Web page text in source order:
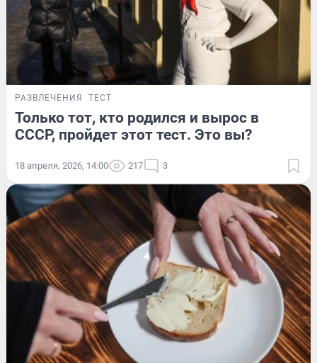
РАЗВЛЕЧЕНИЯ ТЕСТ
Только тот, кто родился и вырос в
СССР, пройдет этот тест. Это вы?
18 апреля, 2026, 14:00 217 3